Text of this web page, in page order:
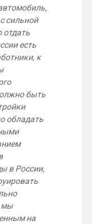
сильной
отдать
есть
к
быть
обладать
в России,
мы
на